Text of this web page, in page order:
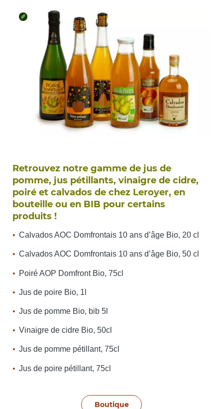
Retrouvez notre gamme de jus de
pomme, jus pétillants, vinaigre de cidre,
poiré et calvados de chez Leroyer, en
bouteille ou en BIB pour certains
produits !
Calvados AOC Domfrontais 10 ans d’âge Bio, 20 cl
Calvados AOC Domfrontais 10 ans d’âge Bio, 50 cl
Poiré AOP Domfront Bio, 75cl
Jus de poire Bio, 1l
Jus de pomme Bio, bib 5l
Vinaigre de cidre Bio, 50cl
Jus de pomme pétillant, 75cl
Jus de poire pétillant, 75cl
Boutique